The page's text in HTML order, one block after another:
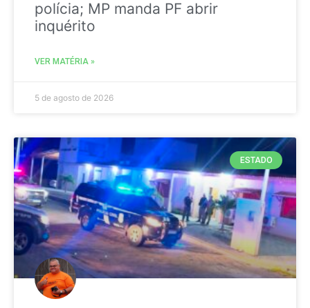
polícia; MP manda PF abrir
inquérito
VER MATÉRIA »
5 de agosto de 2026
ESTADO